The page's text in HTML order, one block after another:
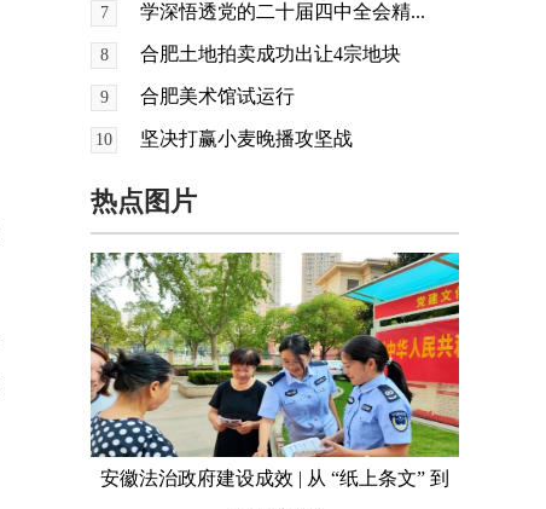
7 学深悟透党的二十届四中全会精...
8 合肥土地拍卖成功出让4宗地块
9 合肥美术馆试运行
10 坚决打赢小麦晚播攻坚战
热点图片
安徽法治政府建设成效 | 从 “纸上条文” 到